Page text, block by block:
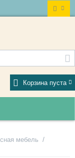
Корзина пуста
мебель /